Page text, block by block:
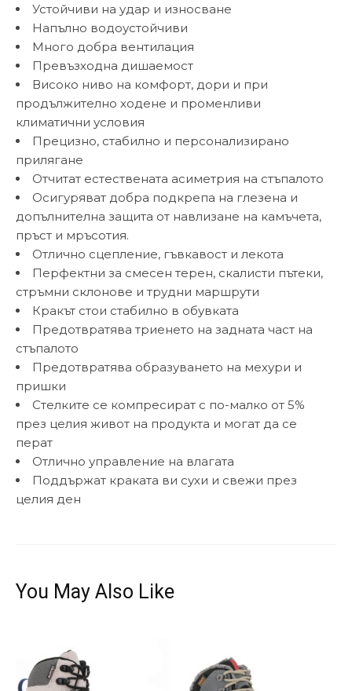
Устойчиви на удар и износване
Напълно водоустойчиви
Много добра вентилация
Превъзходна дишаемост
Високо ниво на комфорт, дори и при
продължително ходене и променливи
климатични условия
Прецизно, стабилно и персонализирано
прилягане
Отчитат естествената асиметрия на стъпалото
Осигуряват добра подкрепа на глезена и
допълнителна защита от навлизане на камъчета,
пръст и мръсотия.
Отлично сцепление, гъвкавост и лекота
Перфектни за смесен терен, скалисти пътеки,
стръмни склонове и трудни маршрути
Кракът стои стабилно в обувката
Предотвратява триенето на задната част на
стъпалото
Предотвратява образуването на мехури и
пришки
Стелките се компресират с по-малко от 5%
през целия живот на продукта и могат да се
перат
Отлично управление на влагата
Поддържат краката ви сухи и свежи през
целия ден
You May Also Like